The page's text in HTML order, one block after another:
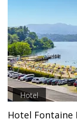
Hotel
Hotel Fontaine